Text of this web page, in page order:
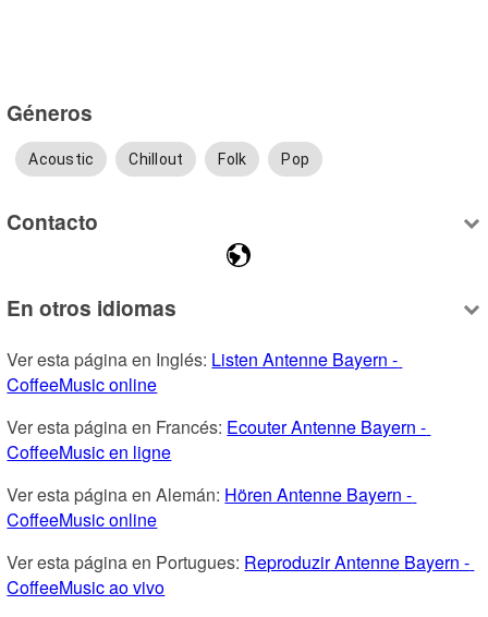
Géneros
Acoustic Chillout Folk Pop
Contacto
En otros idiomas
Ver esta página en Inglés: Listen Antenne Bayern -
CoffeeMusic online
Ver esta página en Francés: Ecouter Antenne Bayern -
CoffeeMusic en ligne
Ver esta página en Alemán: Hören Antenne Bayern -
CoffeeMusic online
Ver esta página en Portugues: Reproduzir Antenne Bayern -
CoffeeMusic ao vivo